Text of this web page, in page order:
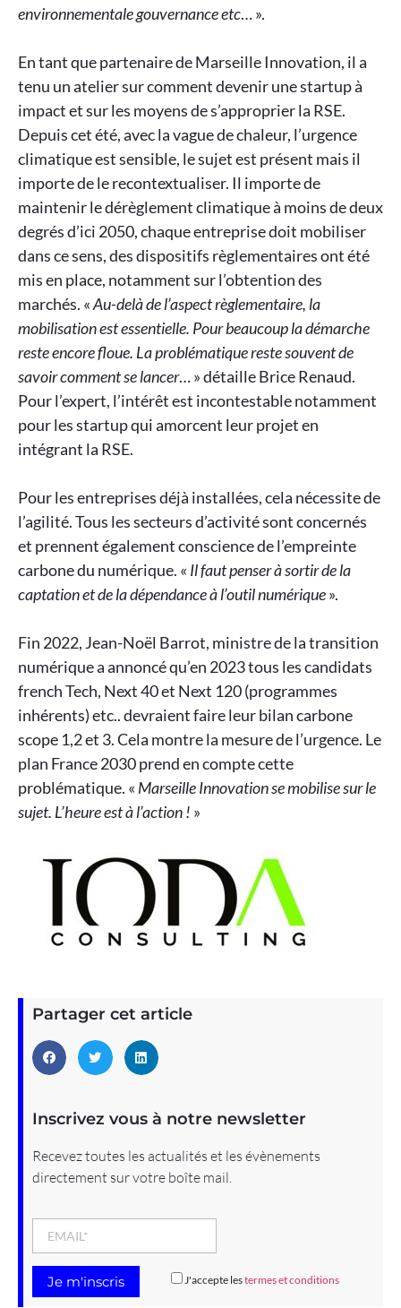
environnementale gouvernance etc… ».
En tant que partenaire de Marseille Innovation, il a
tenu un atelier sur comment devenir une startup à
impact et sur les moyens de s’approprier la RSE.
Depuis cet été, avec la vague de chaleur, l’urgence
climatique est sensible, le sujet est présent mais il
importe de le recontextualiser. Il importe de
maintenir le dérèglement climatique à moins de deux
degrés d’ici 2050, chaque entreprise doit mobiliser
dans ce sens, des dispositifs règlementaires ont été
mis en place, notamment sur l’obtention des
marchés. «Au-delà de l’aspect règlementaire, la
mobilisation est essentielle. Pour beaucoup la démarche
reste encore floue. La problématique reste souvent de
savoir comment se lancer… » détaille Brice Renaud.
Pour l’expert, l’intérêt est incontestable notamment
pour les startup qui amorcent leur projet en
intégrant la RSE.
Pour les entreprises déjà installées, cela nécessite de
l’agilité. Tous les secteurs d’activité sont concernés
et prennent également conscience de l’empreinte
carbone du numérique. « Il faut penser à sortir de la
captation et de la dépendance à l’outil numérique».
Fin 2022, Jean-Noël Barrot, ministre de la transition
numérique a annoncé qu’en 2023 tous les candidats
french Tech, Next 40 et Next 120 (programmes
inhérents) etc.. devraient faire leur bilan carbone
scope 1,2 et 3. Cela montre la mesure de l’urgence. Le
plan France 2030 prend en compte cette
problématique. « Marseille Innovation se mobilise sur le
sujet. L’heure est à l’action ! »
Partager cet article
Inscrivez vous à notre newsletter
Recevez toutes les actualités et les évènements
directement sur votre boîte mail.
J'accepte lestermes et conditions